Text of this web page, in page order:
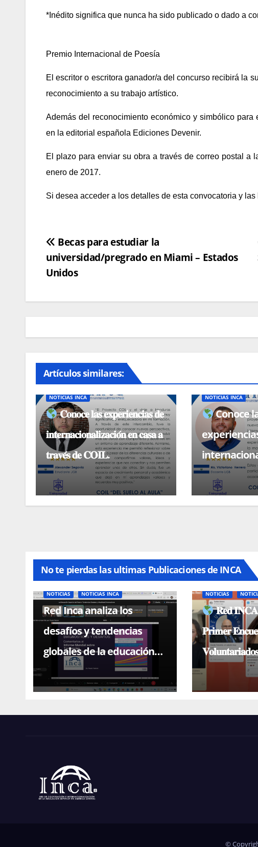
*Inédito significa que nunca ha sido publicado o dado a
Premio Internacional de Poesía
El escritor o escritora ganador/a del concurso recibirá la
reconocimiento a su trabajo artístico.
Además del reconocimiento económico y simbólico
en la editorial española Ediciones Devenir.
El plazo para enviar su obra a través de correo postal
enero de 2017.
Si desea acceder a los detalles de esta convocatoria y
Navegación
de
Becas para estudiar la
universidad/pregrado en Miami – Estados
Unidos
Artículos similares:
NOTICIAS
NOTICIAS INCA
𝐂𝐨𝐧𝐨𝐜𝐞 𝐥𝐚𝐬 𝐞𝐱𝐩𝐞𝐫𝐢𝐞𝐧𝐜𝐢𝐚𝐬 𝐝𝐞
𝐢𝐧𝐭𝐞𝐫𝐧𝐚𝐜𝐢𝐨𝐧𝐚𝐥𝐢𝐳𝐚𝐜𝐢𝐨́𝐧 𝐞𝐧 𝐜𝐚𝐬𝐚 𝐚
𝐭𝐫𝐚𝐯𝐞́𝐬 𝐝𝐞 𝐂𝐎𝐈𝐋.
BECAS,
NOTICIAS INCA
Conoce
casa a
No te pierdas las ultimas Publicaciones de INCA
NOTICIAS NOTICIAS INCA
Red Inca analiza los
desafíos y tendencias
globales de la educación
superior en conferencia
magistral con el Dr. Paulo
Falcón
NOTICIAS
𝐑𝐞𝐝 𝐈𝐍𝐂𝐀
𝐏𝐫𝐢𝐦𝐞𝐫
©